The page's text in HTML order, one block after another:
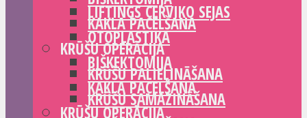
KAKLA PACELŠANA
KRŪŠU OPERĀCIJA
KRŪŠU PALIELINĀŠANA
KRŪŠU SAMAZINĀŠANA
LIFTINGS CERVIKO SEJAS
OTOPLASTIKA
BIŠKEKTOMIJA
KAKLA PACELŠANA
KRŪŠU OPERĀCIJA